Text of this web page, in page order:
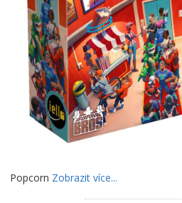
Popcorn Zobrazit více...